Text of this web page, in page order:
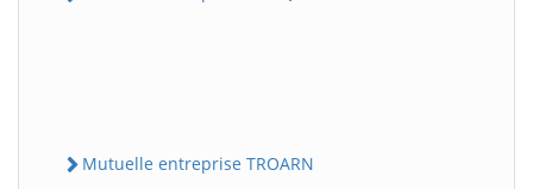
Mutuelle entreprise TROARN